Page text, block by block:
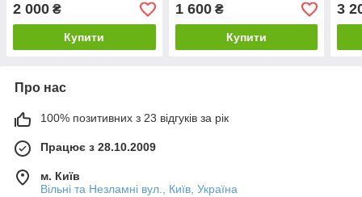
2 000 ₴
Купити
1 600₴
Купити
3
Про нас
100% позитивних з 23 відгуків за рік
Працює з 28.10.2009
м. Київ
Вільні та Незламні вул., Київ, Україна